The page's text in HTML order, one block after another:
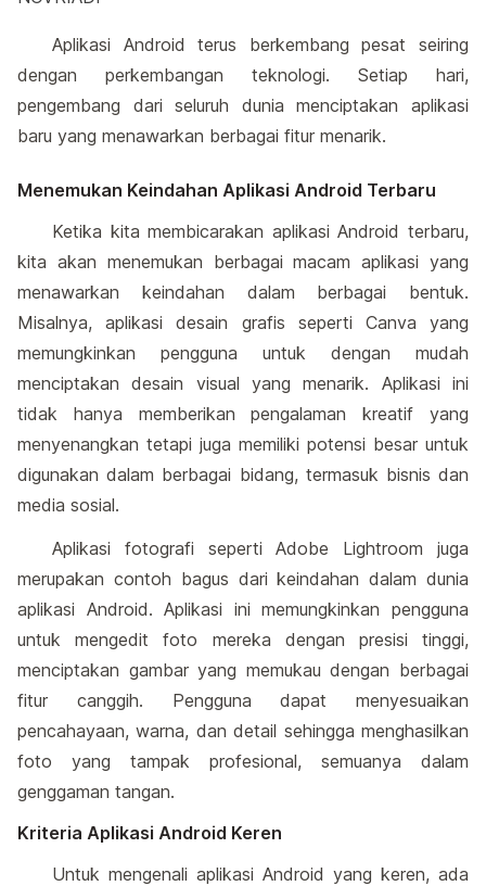
Aplikasi Android terus berkembang pesat seiring
dengan perkembangan teknologi. Setiap hari,
pengembang dari seluruh dunia menciptakan aplikasi
baru yang menawarkan berbagai fitur menarik.
Menemukan Keindahan Aplikasi Android Terbaru
Ketika kita membicarakan aplikasi Android terbaru,
kita akan menemukan berbagai macam aplikasi yang
menawarkan keindahan dalam berbagai bentuk.
Misalnya, aplikasi desain grafis seperti Canva yang
memungkinkan pengguna untuk dengan mudah
menciptakan desain visual yang menarik. Aplikasi ini
tidak hanya memberikan pengalaman kreatif yang
menyenangkan tetapi juga memiliki potensi besar untuk
digunakan dalam berbagai bidang, termasuk bisnis dan
media sosial.
Aplikasi fotografi seperti Adobe Lightroom juga
merupakan contoh bagus dari keindahan dalam dunia
aplikasi Android. Aplikasi ini memungkinkan pengguna
untuk mengedit foto mereka dengan presisi tinggi,
menciptakan gambar yang memukau dengan berbagai
fitur canggih. Pengguna dapat menyesuaikan
pencahayaan, warna, dan detail sehingga menghasilkan
foto yang tampak profesional, semuanya dalam
genggaman tangan.
Kriteria Aplikasi Android Keren
Untuk mengenali aplikasi Android yang keren, ada